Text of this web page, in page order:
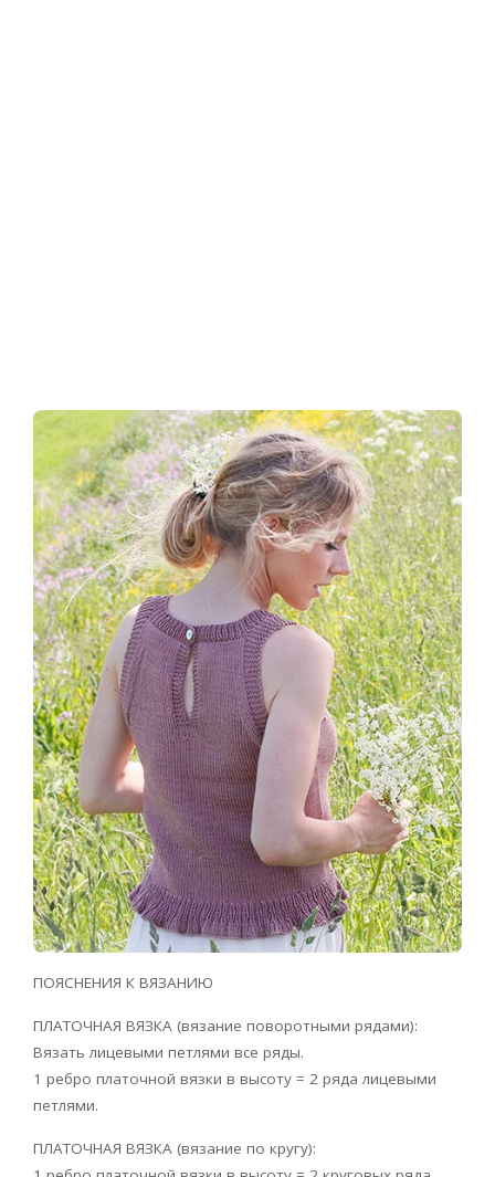
ПОЯСНЕНИЯ К ВЯЗАНИЮ
ПЛАТОЧНАЯ ВЯЗКА (вязание поворотными рядами):
Вязать лицевыми петлями все ряды.
1 ребро платочной вязки в высоту = 2 ряда лицевыми
петлями.
ПЛАТОЧНАЯ ВЯЗКА (вязание по кругу):